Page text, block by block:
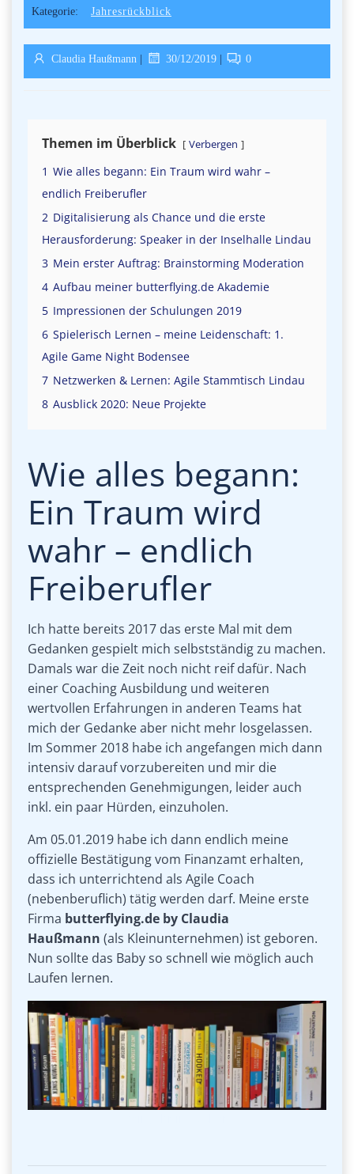
Kategorie: Jahresrückblick
Claudia Haußmann 30/12/2019 0
Themen im Überblick Verbergen
1 Wie alles begann: Ein Traum wird wahr –
endlich Freiberufler
2 Digitalisierung als Chance und die erste
Herausforderung: Speaker in der Inselhalle Lindau
3 Mein erster Auftrag: Brainstorming Moderation
4 Aufbau meiner butterflying.de Akademie
5 Impressionen der Schulungen 2019
6 Spielerisch Lernen – meine Leidenschaft: 1.
Agile Game Night Bodensee
7 Netzwerken & Lernen: Agile Stammtisch Lindau
8 Ausblick 2020: Neue Projekte
Wie alles begann:
Ein Traum wird
wahr – endlich
Freiberufler
Ich hatte bereits 2017 das erste Mal mit dem
Gedanken gespielt mich selbstständig zu machen.
Damals war die Zeit noch nicht reif dafür. Nach
einer Coaching Ausbildung und weiteren
wertvollen Erfahrungen in anderen Teams hat
mich der Gedanke aber nicht mehr losgelassen.
Im Sommer 2018 habe ich angefangen mich dann
intensiv darauf vorzubereiten und mir die
entsprechenden Genehmigungen, leider auch
inkl. ein paar Hürden, einzuholen.
Am 05.01.2019 habe ich dann endlich meine
offizielle Bestätigung vom Finanzamt erhalten,
dass ich unterrichtend als Agile Coach
(nebenberuflich) tätig werden darf. Meine erste
Firma butterflying.de by Claudia
Haußmann (als Kleinunternehmen) ist geboren.
Nun sollte das Baby so schnell wie möglich auch
Laufen lernen.